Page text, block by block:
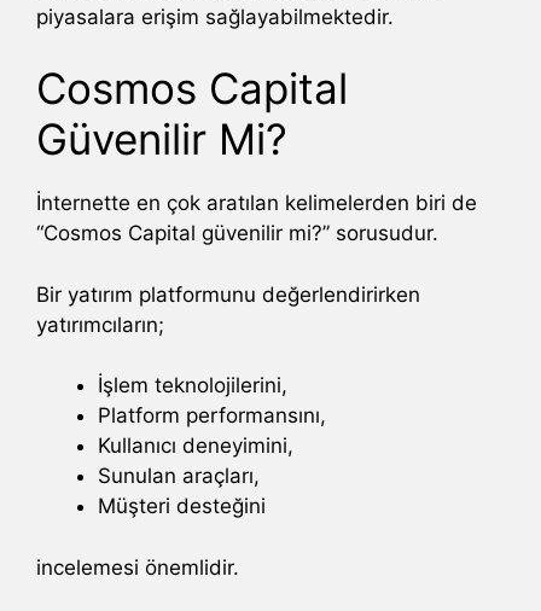
piyasalara erişim sağlayabilmektedir.
Cosmos Capital
Güvenilir Mi?
İnternette en çok aratılan kelimelerden biri de
“Cosmos Capital güvenilir mi?” sorusudur.
Bir yatırım platformunu değerlendirirken
yatırımcıların;
İşlem teknolojilerini,
Platform performansını,
Kullanıcı deneyimini,
Sunulan araçları,
Müşteri desteğini
incelemesi önemlidir.